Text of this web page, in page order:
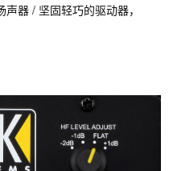
器 / 坚固轻巧的驱动器，